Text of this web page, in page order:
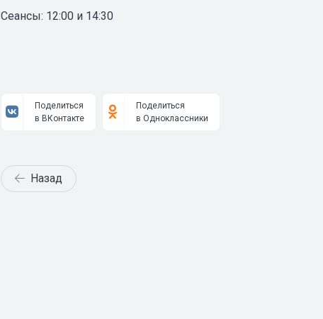
Сеансы: 12:00 и 14:30
Поделиться
в ВКонтакте
Поделиться
в Одноклассники
Назад